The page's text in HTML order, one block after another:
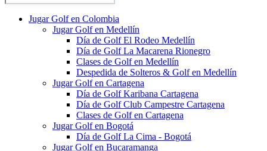
Jugar Golf en Colombia
Jugar Golf en Medellín
Día de Golf El Rodeo Medellín
Día de Golf La Macarena Rionegro
Clases de Golf en Medellín
Despedida de Solteros & Golf en Medellín
Jugar Golf en Cartagena
Día de Golf Karibana Cartagena
Día de Golf Club Campestre Cartagena
Clases de Golf en Cartagena
Jugar Golf en Bogotá
Día de Golf La Cima - Bogotá
Jugar Golf en Bucaramanga